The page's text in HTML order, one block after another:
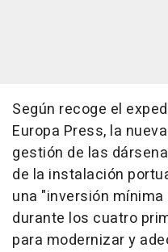
Según recoge el
Europa Press, la
gestión de las
de la instalación
una "inversión
durante los cuatro
para modernizar y